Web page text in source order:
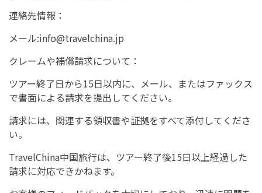
連絡先情報：
メール:info@travelchina.jp
クレームや補償請求について：
ツアー終了日から15日以内に、メール、またはファックス
で書面による請求を提出してください。
請求には、関連する領収書や証拠をすべて添付してくださ
い。
TravelChina中国旅行は、ツアー終了後15日以上経過した
請求に対応できかねます。